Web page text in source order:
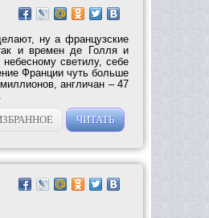
ну а французские
и времен де Голля и
светилу, себе
Франции чуть больше
англичан – 47
ЧИТАТЬ